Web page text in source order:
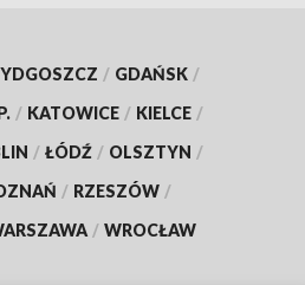
/ GDAŃSK /
/ KATOWICE / KIELCE /
/ ŁÓDŹ / OLSZTYN /
/ RZESZÓW /
/ WROCŁAW